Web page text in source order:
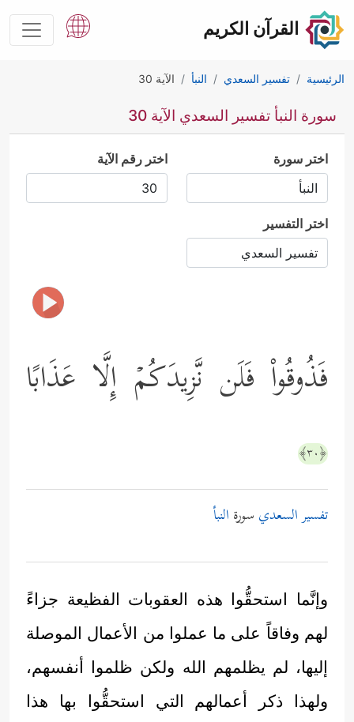
القرآن الكريم
الرئيسية تفسير السعدي النبأ الآية 30
سورة النبأ تفسير السعدي الآية 30
اختر سورة اختر رقم الآية
اختر التفسير
فَذُوقُواْ فَلَن نَّزِیدَكُمۡ إِلَّا عَذَابًا
﴿٣٠﴾
تفسير السعدي سورة النبأ
وإنَّما استحقُّوا هذه العقوبات الفظيعة جزاءً
لهم وفاقاً على ما عملوا من الأعمال الموصلة
إليها، لم يظلمهم الله ولكن ظلموا أنفسهم،
ولهذا ذكر أعمالهم التي استحقُّوا بها هذا